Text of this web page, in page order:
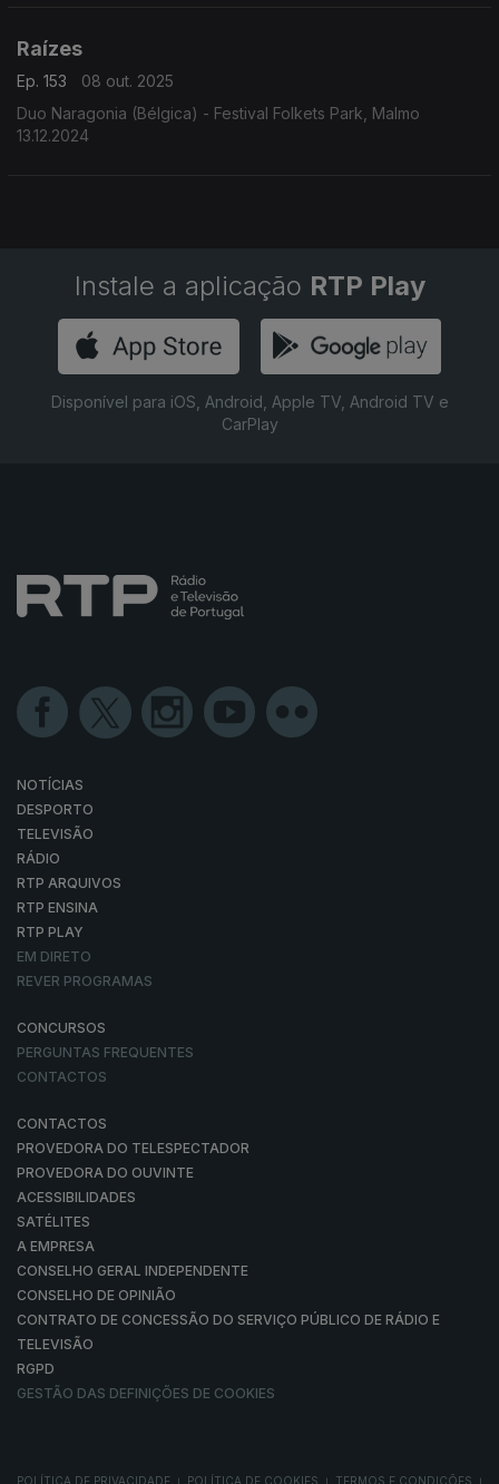
Raízes
Ep. 153
08 out. 2025
Duo Naragonia (Bélgica) - Festival Folkets Park, Malmo
13.12.2024
Instale a aplicação RTP Play
Disponível para iOS, Android, Apple TV, Android TV e
CarPlay
NOTÍCIAS
DESPORTO
TELEVISÃO
RÁDIO
RTP ARQUIVOS
RTP ENSINA
RTP PLAY
EM DIRETO
REVER PROGRAMAS
CONCURSOS
PERGUNTAS FREQUENTES
CONTACTOS
CONTACTOS
PROVEDORA DO TELESPECTADOR
PROVEDORA DO OUVINTE
ACESSIBILIDADES
SATÉLITES
A EMPRESA
CONSELHO GERAL INDEPENDENTE
CONSELHO DE OPINIÃO
CONTRATO DE CONCESSÃO DO SERVIÇO PÚBLICO DE RÁDIO E
TELEVISÃO
RGPD
GESTÃO DAS DEFINIÇÕES DE COOKIES
POLÍTICA DE PRIVACIDADE POLÍTICA DE COOKIES TERMOS E CONDIÇÕES